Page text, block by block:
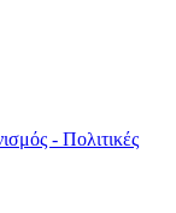
- Πολιτικές